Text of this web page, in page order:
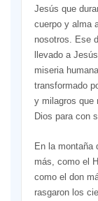
Jesús que
cuerpo y alma
nosotros. Ese
llevado a
miseria
transformado
y milagros que
Dios para con
En la montaña
más, como el
como el don
rasgaron los